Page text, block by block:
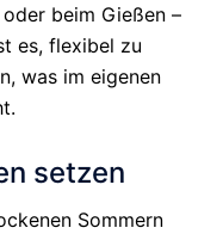
beim Gießen –
es, flexibel zu
was im eigenen
setzen
Sommern